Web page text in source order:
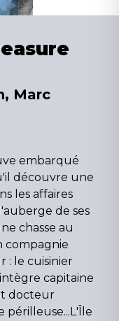
Marc
embarqué
découvre une
les affaires
de ses
chasse au
compagnie
: le cuisinier
capitaine
docteur
périlleuse...L'Île